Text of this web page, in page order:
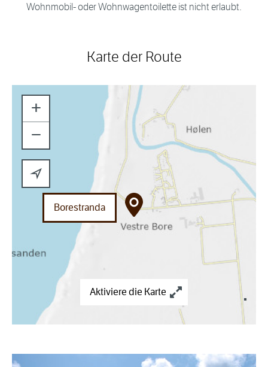
Wohnmobil- oder Wohnwagentoilette ist nicht erlaubt.
Karte der Route
Borestranda
+
−
Aktiviere die Karte